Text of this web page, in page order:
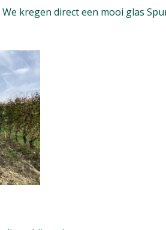
kregen direct een mooi glas